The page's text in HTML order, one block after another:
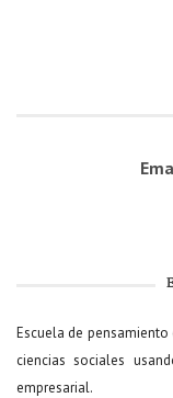
Escuela de
ciencias sociales
empresarial.